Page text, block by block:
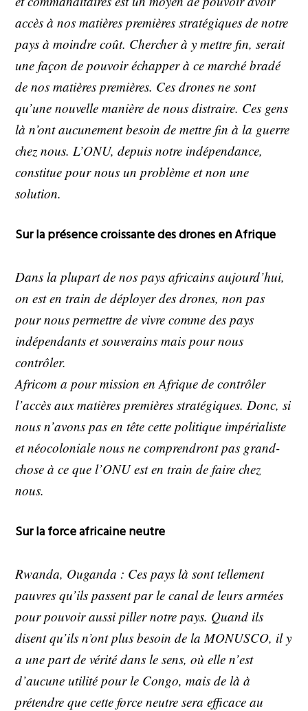
accès à nos matières premières stratégiques de notre
pays à moindre coût. Chercher à y mettre fin, serait
une façon de pouvoir échapper à ce marché bradé
de nos matières premières. Ces drones ne sont
qu’une nouvelle manière de nous distraire. Ces gens
là n’ont aucunement besoin de mettre fin à la guerre
chez nous. L’ONU, depuis notre indépendance,
constitue pour nous un problème et non une
solution.
Sur la présence croissante des drones en Afrique
Dans la plupart de nos pays africains aujourd’hui,
on est en train de déployer des drones, non pas
pour nous permettre de vivre comme des pays
indépendants et souverains mais pour nous
contrôler.
Africom a pour mission en Afrique de contrôler
l’accès aux matières premières stratégiques. Donc, si
nous n’avons pas en tête cette politique impérialiste
et néocoloniale nous ne comprendront pas grand-
chose à ce que l’ONU est en train de faire chez
nous.
Sur la force africaine neutre
Rwanda, Ouganda : Ces pays là sont tellement
pauvres qu’ils passent par le canal de leurs armées
pour pouvoir aussi piller notre pays. Quand ils
disent qu’ils n’ont plus besoin de la MONUSCO, il y
a une part de vérité dans le sens, où elle n’est
d’aucune utilité pour le Congo, mais de là à
prétendre que cette force neutre sera efficace au